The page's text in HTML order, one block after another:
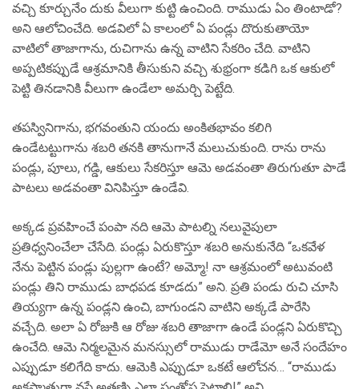
వచ్చి కూర్చునేం దుకు వీలుగా కుట్టి ఉంచింది. రాముడు ఏం తింటాడో?
అని ఆలోచించేది. అడవిలో ఏ కాలంలో ఏ పండ్లు దొరుకుతాయో
వాటిలో తాజాగాను, రుచిగాను ఉన్న వాటిని సేకరిం చేది. వాటిని
అప్పటికప్పుడే ఆశ్రమానికి తీసుకుని వచ్చి శుభ్రంగా కడిగి ఒక ఆకులో
పెట్టి తినడానికి వీలుగా ఉండేలా అమర్చి పెట్టేది.
తపస్వినిగాను, భగవంతుని యందు అంకితభావం కలిగి
ఉండేటట్టుగాను శబరి తనకి తానుగానే మలుచుకుంది. రాను రాను
పండ్లు, పూలు, గడ్డి, ఆకులు సేకరిస్తూ ఆమె అడవంతా తిరుగుతూ పాడే
పాటలు అడవంతా వినిపిస్తూ ఉండేవి.
అక్కడ ప్రవహించే పంపా నది ఆమె పాటల్ని నలువైపులా
ప్రతిధ్వనించేలా చేసేది. పండ్లు ఏరుకొస్తూ శబరి అనుకునేది “ఒకవేళ
నేను పెట్టిన పండ్లు పుల్లగా ఉంటే? అమ్మో! నా ఆశ్రమంలో అటువంటి
పండ్లు తిని రాముడు బాధపడ కూడదు” అని. ప్రతి పండు రుచి చూసి
తియ్యగా ఉన్న పండ్లని ఉంచి, బాగుండని వాటిని అక్కడే పారేసి
వచ్చేది. అలా ఏ రోజుకి ఆ రోజు శబరి తాజాగా ఉండే పండ్లని ఏరుకొచ్చి
ఉంచేది. ఆమె నిర్మలమైన మనస్సులో రాముడు రాడేమో అనే సందేహం
ఎప్పుడూ కలిగేది కాదు. ఆమెకి ఎప్పుడూ ఒకటే ఆలోచన… “రాముడు